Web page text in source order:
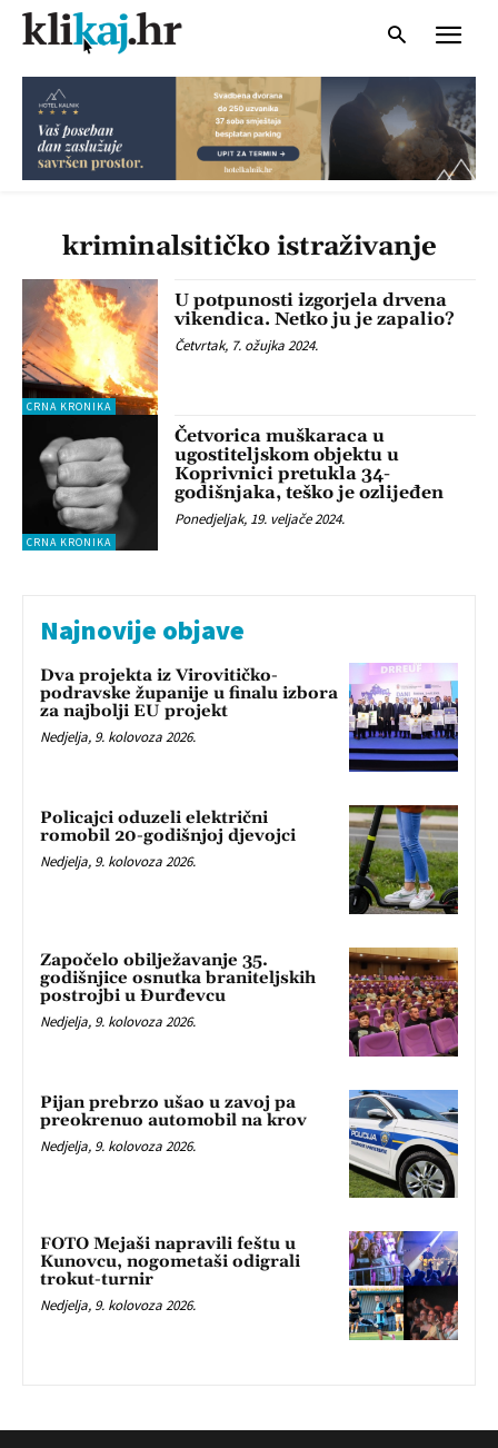
kriminalsitičko istraživanje
CRNA KRONIKA
U potpunosti izgorjela drvena
vikendica. Netko ju je zapalio?
Četvrtak, 7. ožujka 2024.
CRNA KRONIKA
Četvorica muškaraca u
ugostiteljskom objektu u
Koprivnici pretukla 34-
godišnjaka, teško je ozlijeđen
Ponedjeljak, 19. veljače 2024.
Najnovije objave
Dva projekta iz Virovitičko-
podravske županije u finalu izbora
za najbolji EU projekt
Nedjelja, 9. kolovoza 2026.
Policajci oduzeli električni
romobil 20-godišnjoj djevojci
Nedjelja, 9. kolovoza 2026.
Započelo obilježavanje 35.
godišnjice osnutka braniteljskih
postrojbi u Đurđevcu
Nedjelja, 9. kolovoza 2026.
Pijan prebrzo ušao u zavoj pa
preokrenuo automobil na krov
Nedjelja, 9. kolovoza 2026.
FOTO Mejaši napravili feštu u
Kunovcu, nogometaši odigrali
trokut-turnir
Nedjelja, 9. kolovoza 2026.